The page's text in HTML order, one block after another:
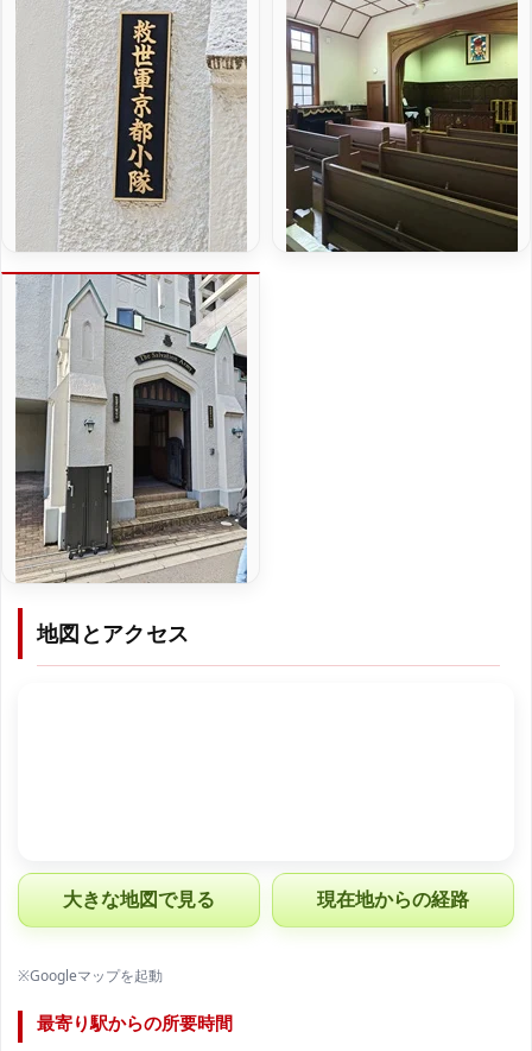
地図とアクセス
大きな地図で見る 現在地からの経路
※Googleマップを起動
最寄り駅からの所要時間